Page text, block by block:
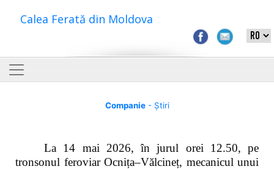
Calea Ferată din Moldova
Companie- Știri
La 14 mai 2026, în jurul orei 12.50, pe
tronsonul feroviar Ocnița–Vălcineț, mecanicul unui